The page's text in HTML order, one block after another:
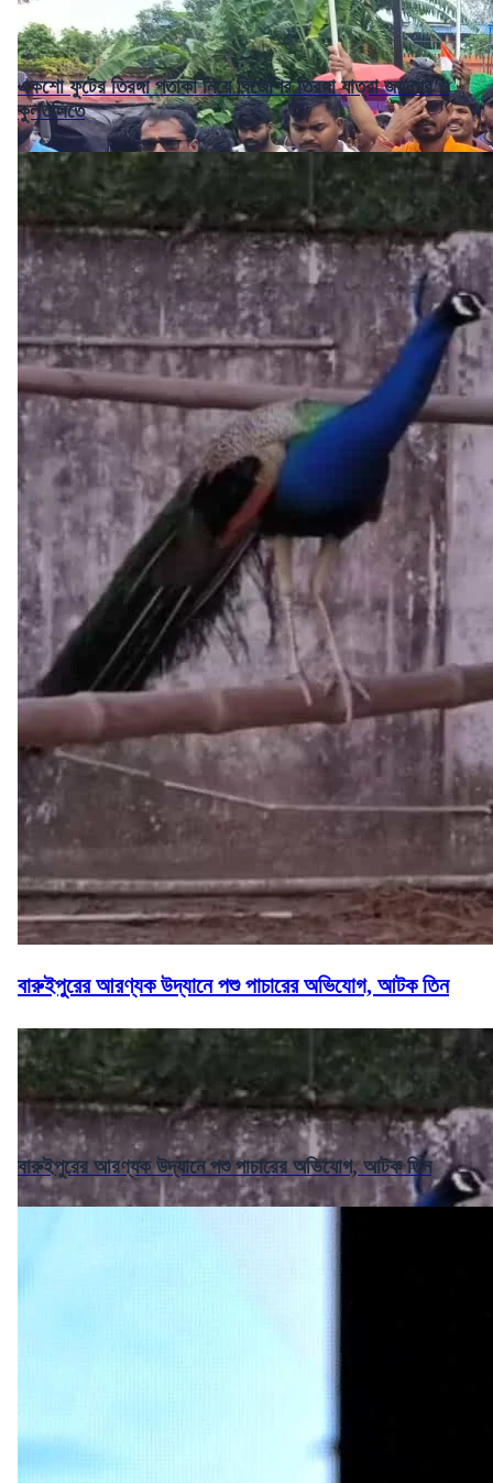
একশো ফুটের তিরঙ্গা পতাকা নিয়ে বিজেপির তিরঙ্গা যাত্রা জয়নগর ও
কুলতলিতে
বারুইপুরের আরণ্যক উদ্যানে পশু পাচারের অভিযোগ, আটক তিন
বারুইপুরের আরণ্যক উদ্যানে পশু পাচারের অভিযোগ, আটক তিন